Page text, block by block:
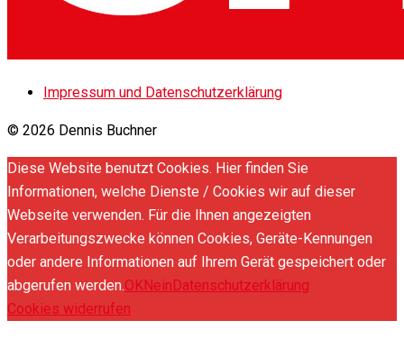
Impressum und Datenschutzerklärung
© 2026 Dennis Buchner
Diese Website benutzt Cookies. Hier finden Sie
Informationen, welche Dienste / Cookies wir auf dieser
Webseite verwenden. Für die Ihnen angezeigten
Verarbeitungszwecke können Cookies, Geräte-Kennungen
oder andere Informationen auf Ihrem Gerät gespeichert oder
abgerufen werden.OKNeinDatenschutzerklärung
Cookies widerrufen